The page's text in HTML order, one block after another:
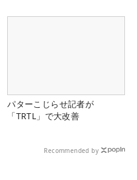
パターこじらせ記者が
「TRTL」で大改善
Recommended by